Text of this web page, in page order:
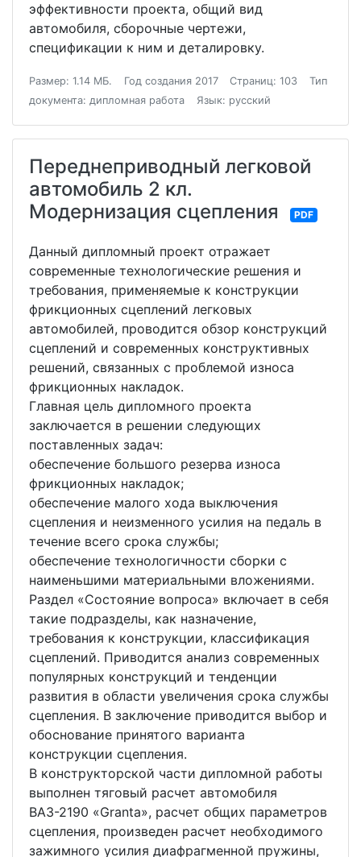
эффективности проекта, общий вид
автомобиля, сборочные чертежи,
спецификации к ним и деталировку.
Размер: 1.14 МБ. Год создания 2017 Страниц: 103
Тип
документа: дипломная работа
Язык: русский
Переднеприводный легковой
автомобиль 2 кл.
Модернизация сцепления
PDF
Данный дипломный проект отражает
современные технологические решения и
требования, применяемые к конструкции
фрикционных сцеплений легковых
автомобилей, проводится обзор конструкций
сцеплений и современных конструктивных
решений, связанных с проблемой износа
фрикционных накладок.
Главная цель дипломного проекта
заключается в решении следующих
поставленных задач:
обеспечение большого резерва износа
фрикционных накладок;
обеспечение малого хода выключения
сцепления и неизменного усилия на педаль в
течение всего срока службы;
обеспечение технологичности сборки с
наименьшими материальными вложениями.
Раздел «Состояние вопроса» включает в себя
такие подразделы, как назначение,
требования к конструкции, классификация
сцеплений. Приводится анализ современных
популярных конструкций и тенденции
развития в области увеличения срока службы
сцепления. В заключение приводится выбор и
обоснование принятого варианта
конструкции сцепления.
В конструкторской части дипломной работы
выполнен тяговый расчет автомобиля
ВАЗ-2190 «Granta», расчет общих параметров
сцепления, произведен расчет необходимого
зажимного усилия диафрагменной пружины,